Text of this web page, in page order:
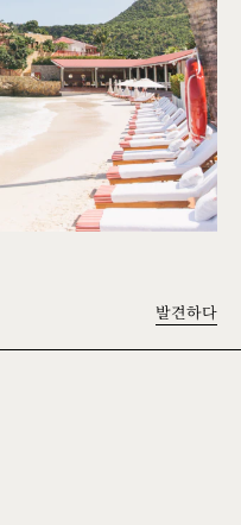
발견하다